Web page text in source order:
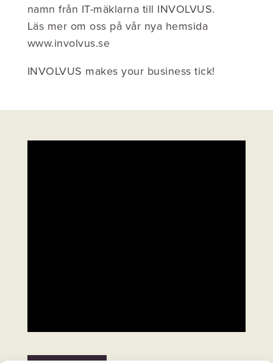
namn från IT-mäklarna till INVOLVUS.
Läs mer om oss på vår nya hemsida
www.involvus.se
INVOLVUS makes your business tick!